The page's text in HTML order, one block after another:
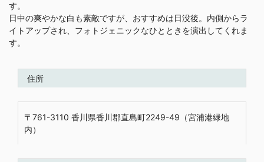
す。
日中の爽やかな白も素敵ですが、おすすめは日没後。内側からラ
イトアップされ、フォトジェニックなひとときを演出してくれま
す。
住所
〒761-3110 香川県香川郡直島町2249-49（宮浦港緑地
内）